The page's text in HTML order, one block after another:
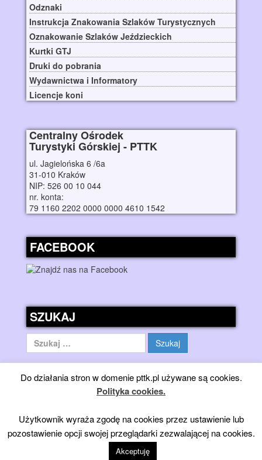
Odznaki
Instrukcja Znakowania Szlaków Turystycznych
Oznakowanie Szlaków Jeździeckich
Kurtki GTJ
Druki do pobrania
Wydawnictwa i Informatory
Licencje koni
Centralny Ośrodek
Turystyki Górskiej - PTTK
ul. Jagielońska 6 /6a
31-010 Kraków
NIP: 526 00 10 044
nr. konta:
79 1160 2202 0000 0000 4610 1542
FACEBOOK
SZUKAJ
Szukaj:
© 2026Górska Turystyka Jeździecka PTTK - 2023
↑
Do działania stron w domenie pttk.pl używane są cookies.
Polityka cookies.
Użytkownik wyraża zgodę na cookies przez ustawienie lub
pozostawienie opcji swojej przeglądarki zezwalającej na cookies.
Akceptuję